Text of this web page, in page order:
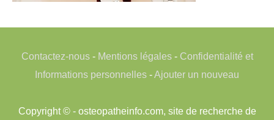
Contactez-nous- Mentions légales- Confidentialité et
Informations personnelles -Ajouter un nouveau
Copyright © - osteopatheinfo.com, site de recherche de